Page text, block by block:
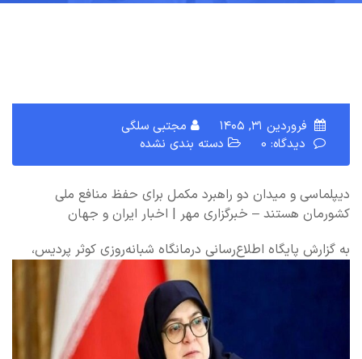
فروردین ۳۱, ۱۴۰۵
مجتبی سلگی
دیدگاه: 0
دسته بندی نشده
دیپلماسی و میدان دو راهبرد مکمل برای حفظ منافع ملی
کشورمان هستند – خبرگزاری مهر | اخبار ایران و جهان
به گزارش پایگاه اطلاع‌رسانی درمانگاه شبانه‌روزی کوثر پردیس،